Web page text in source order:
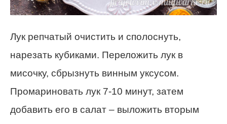
Лук репчатый очистить и сполоснуть,
нарезать кубиками. Переложить лук в
мисочку, сбрызнуть винным уксусом.
Промариновать лук 7-10 минут, затем
добавить его в салат – выложить вторым